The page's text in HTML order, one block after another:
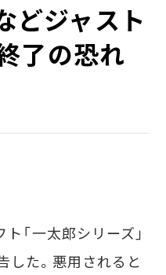
どジャスト
了の恐れ
「一太郎シリーズ」
た。悪用されると